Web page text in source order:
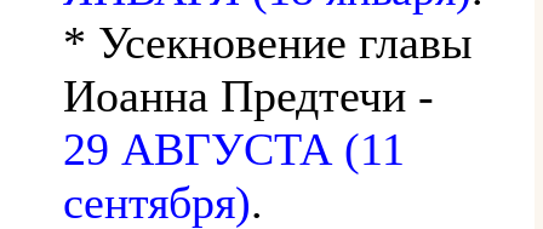
* Усекновение главы
Иоанна Предтечи -
29 АВГУСТА (11
сентября).